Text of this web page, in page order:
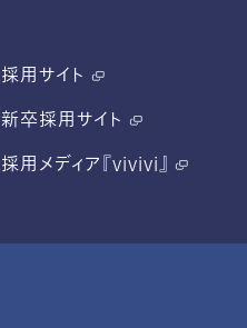
採用サイト
新卒採用サイト
採用メディア『vivivi』